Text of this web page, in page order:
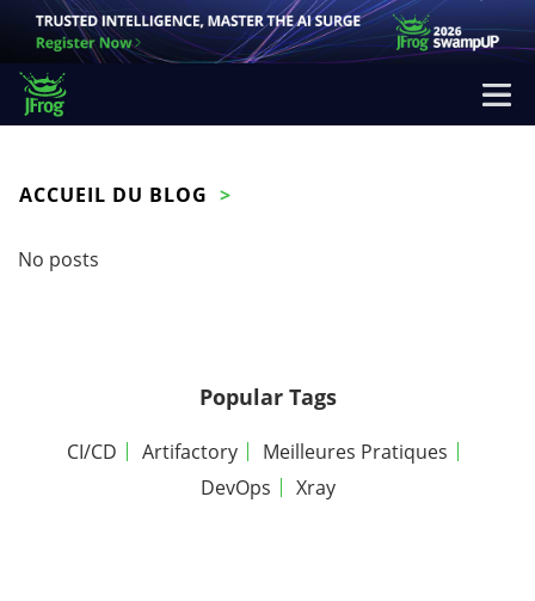
ACCUEIL DU BLOG
No posts
Popular Tags
CI/CD Artifactory
Meilleures Pratiques
DevOps
Xray